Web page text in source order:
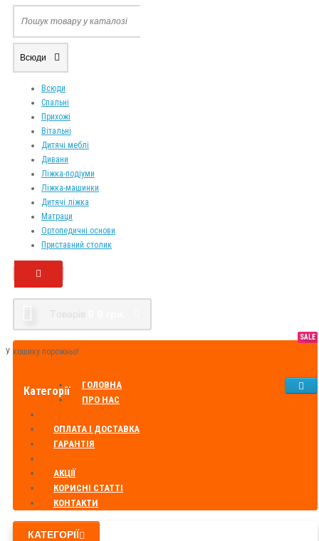
Всюди
Всюди
Спальні
Прихожі
Вітальні
Дитячі меблі
Дивани
Ліжка-подіуми
Ліжка-машинки
Дитячі ліжка
Матраци
Ортопедичні основи
Приставний столик
Tоварів
У кошику порожньо!
Категорії
ГОЛОВНА
ПРО НАС
ОПЛАТА І ДОСТАВКА
ГАРАНТІЯ
SALE
АКЦІЇ
КОРИСНІ СТАТТІ
КОНТАКТИ
КАТЕГОРІЇ